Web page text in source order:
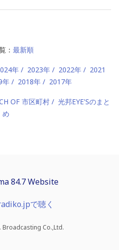
： 最新順
年 2023年 2022年
2021
年 2018年 2017年
OF 市区町村
光邦EYE'Sのまと
め
84.7 Website
で聴く
Broadcasting Co.,Ltd.